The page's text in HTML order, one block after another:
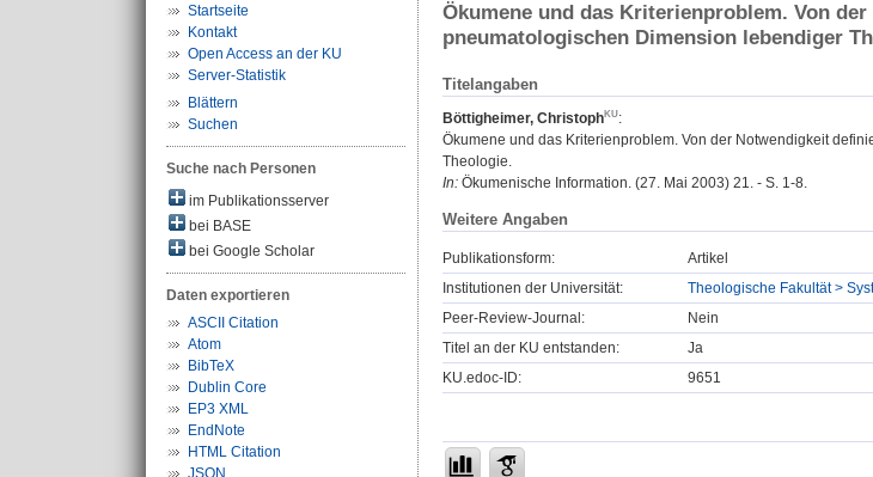
Startseite
Kontakt
Open Access an der KU
Server-Statistik
Blättern
Suchen
Suche nach Personen
im Publikationsserver
bei BASE
bei Google Scholar
Daten exportieren
ASCII Citation
Atom
BibTeX
Dublin Core
EP3 XML
EndNote
HTML Citation
JSON
Ökumene und das Kriterienproblem. Von
pneumatologischen Dimension lebendiger
Titelangaben
Böttigheimer, Christoph
:
Ökumene und das Kriterienproblem. Von der Notwendigkeit
Theologie.
In: Ökumenische Information. (27. Mai 2003) 21. - S. 1-8.
Weitere Angaben
Publikationsform:
Artikel
Institutionen der Universität:
Theologische Fakultät >
Peer-Review-Journal:
Nein
Titel an der KU entstanden:
Ja
KU.edoc-ID:
9651